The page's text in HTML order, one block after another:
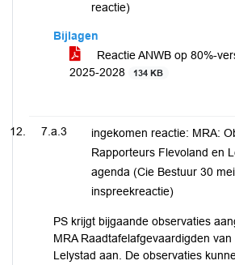
reactie)
Bijlagen
Reactie ANWB op 80%-
2025-2028
134 KB
7.a.3
ingekomen reactie: MRA:
Rapporteurs Flevoland en
agenda (Cie Bestuur 30
inspreekreactie)
PS krijgt bijgaande observaties
MRA Raadtafelafgevaardigden
Lelystad aan. De observaties